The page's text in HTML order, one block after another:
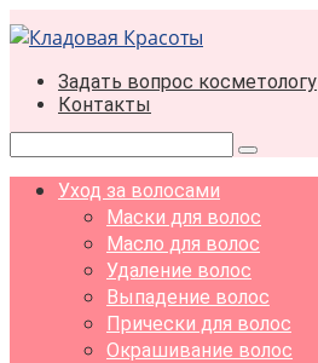
Перейти
к
контентуЗадать вопрос косметологу
Контакты
Поиск:
Уход за волосами
Маски для волос
Масло для волос
Удаление волос
Выпадение волос
Прически для волос
Окрашивание волос